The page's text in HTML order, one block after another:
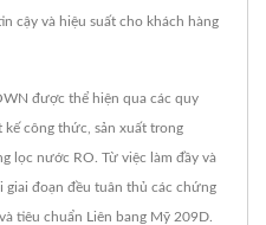
cậy và hiệu suất cho khách hàng
được thể hiện qua các quy
công thức, sản xuất trong
lọc nước RO. Từ việc làm đầy và
giai đoạn đều tuân thủ các chứng
tiêu chuẩn Liên bang Mỹ 209D.